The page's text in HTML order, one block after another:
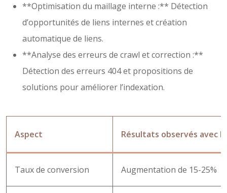
**Optimisation du maillage interne :** Détection
d’opportunités de liens internes et création
automatique de liens.
**Analyse des erreurs de crawl et correction :**
Détection des erreurs 404 et propositions de
solutions pour améliorer l’indexation.
Aspect Résultats observés avec
Taux de conversion Augmentation de 15-25%